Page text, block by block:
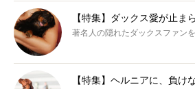
【特集】ダックス愛が止ま
著名人の隠れたダックスファン
【特集】ヘルニアに、負けな